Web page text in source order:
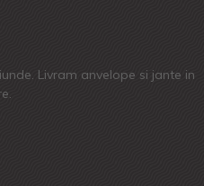
Livram anvelope si jante in